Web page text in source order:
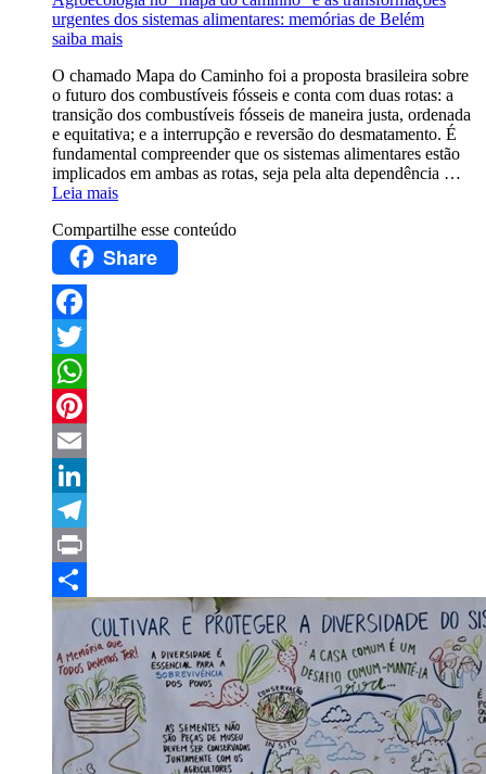
urgentes dos sistemas alimentares: memórias de Belém
saiba mais
O chamado Mapa do Caminho foi a proposta brasileira sobre
o futuro dos combustíveis fósseis e conta com duas rotas: a
transição dos combustíveis fósseis de maneira justa, ordenada
e equitativa; e a interrupção e reversão do desmatamento. É
fundamental compreender que os sistemas alimentares estão
implicados em ambas as rotas, seja pela alta dependência …
Leia mais
Compartilhe esse conteúdo
Share
Facebook
Twitter
WhatsApp
Pinterest
Email
LinkedIn
Telegram
Print
Compartilhar